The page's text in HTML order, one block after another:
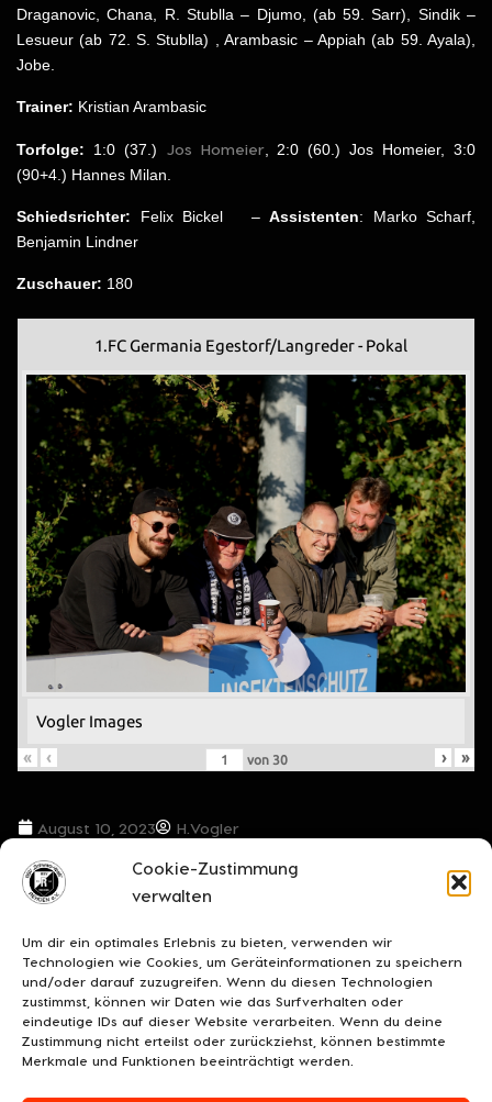
Cookie-Zustimmung
verwalten
Um dir ein optimales Erlebnis zu bieten, verwenden wir
Technologien wie Cookies, um Geräteinformationen zu speichern
und/oder darauf zuzugreifen. Wenn du diesen Technologien
zustimmst, können wir Daten wie das Surfverhalten oder
eindeutige IDs auf dieser Website verarbeiten. Wenn du deine
Zustimmung nicht erteilst oder zurückziehst, können bestimmte
Merkmale und Funktionen beeinträchtigt werden.
Draganovic, Chana, R. Stublla – Djumo, (ab 59. Sarr), Sindik –
Lesueur (ab 72. S. Stublla) , Arambasic – Appiah (ab 59. Ayala),
Jobe.
Trainer: Kristian Arambasic
Torfolge: 1:0 (37.) Jos Homeier, 2:0 (60.) Jos Homeier, 3:0
(90+4.) Hannes Milan.
Schiedsrichter: Felix Bickel – Assistenten: Marko Scharf,
Benjamin Lindner
Zuschauer: 180
1.FC Germania Egestorf/Langreder - Pokal
Vogler Images
«
‹ von 30 › »
August 10, 2023 H.Vogler
VORIGER BEITRAG NÄCHSTER BEITRAG